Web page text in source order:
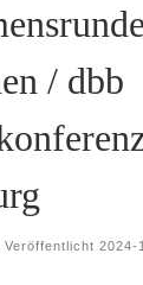
/ dbb
Veröffentlicht2024-